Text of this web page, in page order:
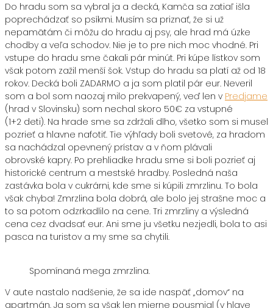
Do hradu som sa vybral ja a decká, Kamča sa zatiaľ išla
poprechádzať so psíkmi. Musím sa priznať, že si už
nepamätám či môžu do hradu aj psy, ale hrad má úzke
chodby a veľa schodov. Nie je to pre nich moc vhodné. Pri
vstupe do hradu sme čakali pár minút. Pri kúpe lístkov som
však potom zažil menší šok. Vstup do hradu sa platí až od 18
rokov. Decká boli ZADARMO a ja som platil pár eur. Neveril
som a bol som naozaj milo prekvapený, veď len v Predjame
(hrad v Slovinsku) som nechal skoro 50€ za vstupné
(1+2 deti). Na hrade sme sa zdržali dlho, všetko som si musel
pozrieť a hlavne nafotiť. Tie výhľady boli svetové, za hradom
sa nachádzal opevnený prístav a v ňom plávali
obrovské kapry. Po prehliadke hradu sme si boli pozrieť aj
historické centrum a mestské hradby. Posledná naša
zastávka bola v cukrárni, kde sme si kúpili zmrzlinu. To bola
však chyba! Zmrzlina bola dobrá, ale bolo jej strašne moc a
to sa potom odzrkadlilo na cene. Tri zmrzliny a výsledná
cena cez dvadsať eur. Ani sme ju všetku nezjedli, bola to asi
pasca na turistov a my sme sa chytili.
Spomínaná mega zmrzlina.
V aute nastalo nadšenie, že sa ide naspäť „domov“ na
apartmán. Ja som sa však len mierne pousmial (v hlave